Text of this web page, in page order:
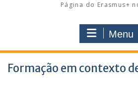
Página do Erasmus+
Menu
Formação em contexto